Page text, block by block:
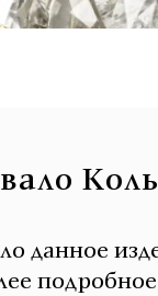
данное
подробное